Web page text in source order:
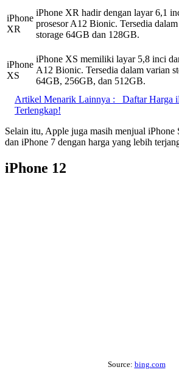
iPhone
XR
iPhone XR hadir dengan layar 6,1
prosesor A12 Bionic. Tersedia
storage 64GB dan 128GB.
iPhone
XS
iPhone XS memiliki layar 5,8 inci
A12 Bionic. Tersedia dalam varian
64GB, 256GB, dan 512GB.
Artikel Menarik Lainnya :
Daftar Harga
Terlengkap!
Selain itu, Apple juga masih menjual iPhone
dan iPhone 7 dengan harga yang lebih
iPhone 12
Source: bing.com